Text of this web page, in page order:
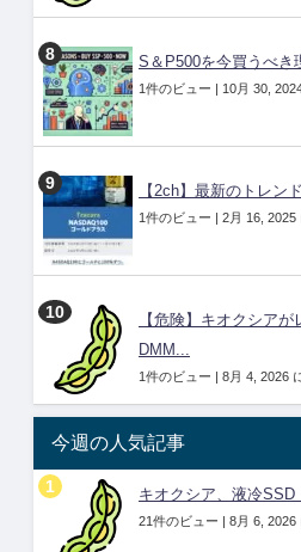
S＆P500を今買うべき
1件のビュー | 10月 30,
【2ch】最新のトレン
1件のビュー | 2月 16, 2025
【危険】キオクシア
DMM...
1件のビュー | 8月 4, 2026
今週の人気記事
キオクシア、液冷
21件のビュー | 8月 6, 2026